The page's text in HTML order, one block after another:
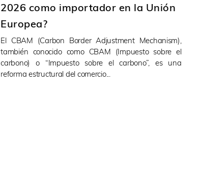
2026 como importador en la Unión
Europea?
El CBAM (Carbon Border Adjustment Mechanism),
también conocido como CBAM (Impuesto sobre el
carbono) o “Impuesto sobre el carbono”, es una
reforma estructural del comercio...